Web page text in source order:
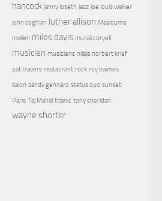
hancock janny loseth jazz joe louis walker
john coghlan luther allison Maalouma
malien miles davis murali coryell
musicien musiciens nilaja norbert krief
pat travers restaurant rock roy haynes
salon sandy gennaro status quo sunset
Paris Taj Mahal titanic tony sheridan
wayne shorter